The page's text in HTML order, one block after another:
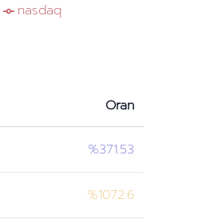
nasdaq
Oran
%371.53
%1072.6